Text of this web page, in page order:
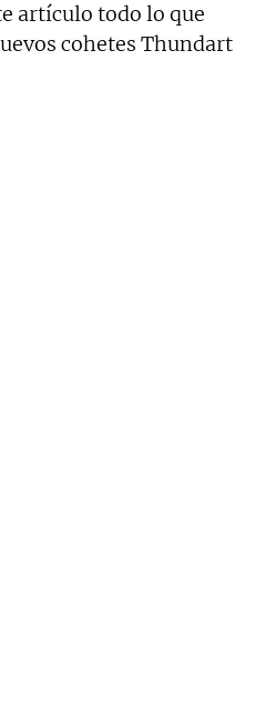
artículo todo lo que
cohetes Thundart